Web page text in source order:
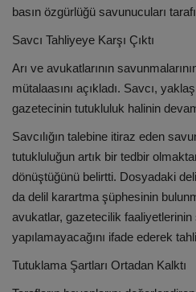
basın özgürlüğü savunucuları
Savcı Tahliyeye Karşı Çıktı
Arı ve avukatlarının
mütalaasını açıkladı. Savcı,
gazetecinin tutukluluk halinin
Savcılığın talebine itiraz eden
tutukluluğun artık bir tedbir
dönüştüğünü belirtti. Dosyadaki
da delil karartma şüphesinin
avukatlar, gazetecilik
yapılamayacağını ifade ederek
Tutuklama Şartları Ortadan Kalktı